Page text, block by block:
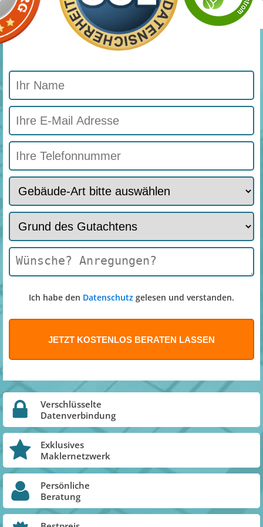
Ich habe den Datenschutz gelesen und verstanden.
Verschlüsselte
Datenverbindung
Exklusives
Maklernetzwerk
Persönliche
Beratung